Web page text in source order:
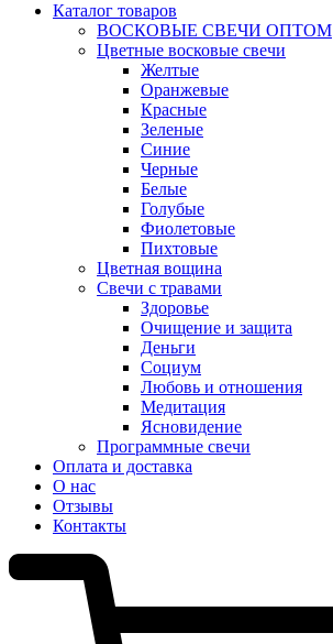
Каталог товаров
ВОСКОВЫЕ СВЕЧИ ОПТОМ
Цветные восковые свечи
Желтые
Оранжевые
Красные
Зеленые
Синие
Черные
Белые
Голубые
Фиолетовые
Пихтовые
Цветная вощина
Свечи с травами
Здоровье
Очищение и защита
Деньги
Социум
Любовь и отношения
Медитация
Ясновидение
Программные свечи
Оплата и доставка
О нас
Отзывы
Контакты